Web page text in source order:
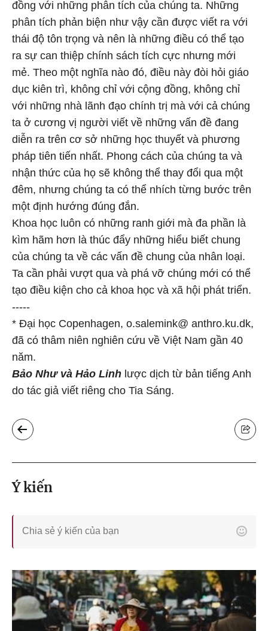
đồng với những phân tích của chúng ta. Những
phân tích phản biện như vậy cần được viết ra với
thái độ tôn trọng và nên là những điều có thể tạo
ra sự can thiệp chính sách tích cực nhưng mới
mẻ. Theo một nghĩa nào đó, điều này đòi hỏi giáo
dục kiên trì, không chỉ với cộng đồng, không chỉ
với những nhà lãnh đạo chính trị mà với cả chúng
ta ở cương vị người viết về những vấn đề đang
diễn ra trên cơ sở những học thuyết và phương
pháp tiên tiến nhất. Phong cách của chúng ta và
nhận thức của họ sẽ không thể thay đổi qua một
đêm, nhưng chúng ta có thể nhích từng bước trên
một định hướng đúng đắn.
Khoa học luôn có những ranh giới mà đa phần là
kìm hãm hơn là thúc đẩy những hiểu biết chung
của chúng ta về các vấn đề chung của nhân loại.
Ta cần phải vượt qua và phá vỡ chúng mới có thể
tạo điều kiện cho cả khoa học và xã hội phát triển.
-----
* Đại học Copenhagen, o.salemink@ anthro.ku.dk,
đã có thâm niên nghiên cứu về Việt Nam gần 40
năm.
Bảo Như và Hảo Linh lược dịch từ bản tiếng Anh
do tác giả viết riêng cho Tia Sáng.
Ý kiến